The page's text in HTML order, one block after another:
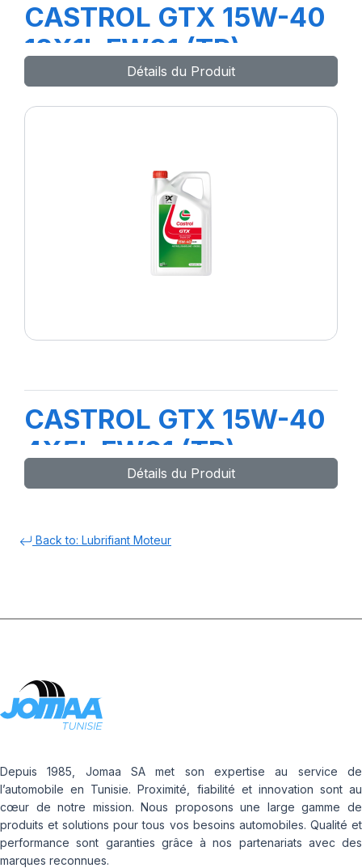
CASTROL GTX 15W-40
12X1L FW01 (TR)
Détails du Produit
CASTROL GTX 15W-40
4X5L FW01 (TR)
Détails du Produit
Back to: Lubrifiant Moteur
Depuis 1985, Jomaa SA met son expertise au service de
l’automobile en Tunisie. Proximité, fiabilité et innovation sont au
cœur de notre mission. Nous proposons une large gamme de
produits et solutions pour tous vos besoins automobiles. Qualité et
performance sont garanties grâce à nos partenariats avec des
marques reconnues.